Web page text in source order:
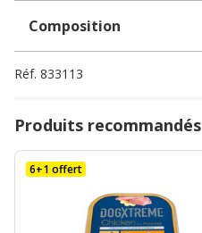
Composition
Réf. 833113
Produits recommandés
6+1 offert